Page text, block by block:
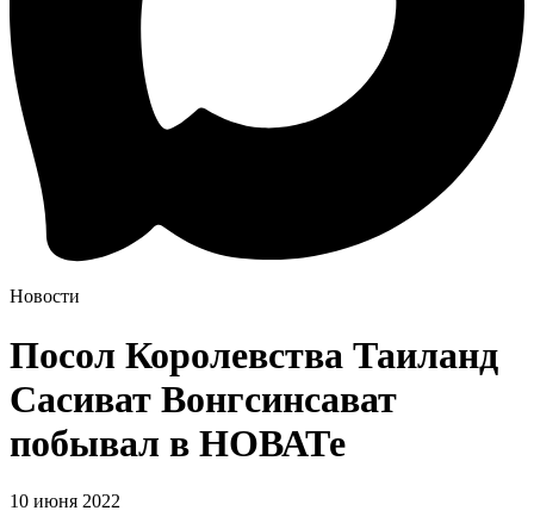
Новости
Посол Королевства Таиланд
Сасиват Вонгсинсават
побывал в НОВАТе
10 июня 2022